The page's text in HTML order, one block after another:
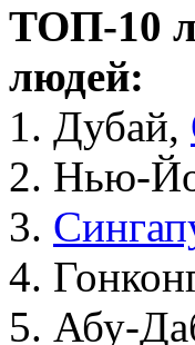
ТОП-10
людей:
1. Дубай,
2. Нью-
3.
4.
5. Абу-